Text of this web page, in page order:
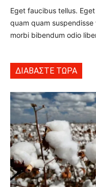
Eget faucibus tellus.
quam quam
morbi bibendum odio
ΔΙΑΒΑΣΤΕ ΤΩΡΑ